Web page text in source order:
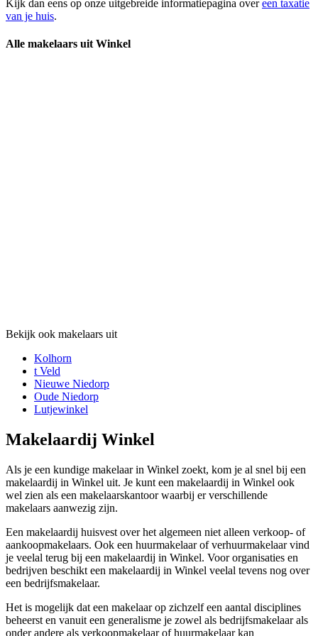
Kijk dan eens op onze uitgebreide informatiepagina overeen taxatie
van je huis.
Alle makelaars uit Winkel
Bekijk ook makelaars uit
Kolhorn
t Veld
Nieuwe Niedorp
Oude Niedorp
Lutjewinkel
Makelaardij Winkel
Als je een kundige makelaar in Winkel zoekt, kom je al snel bij een
makelaardij in Winkel uit. Je kunt een makelaardij in Winkel ook
wel zien als een makelaarskantoor waarbij er verschillende
makelaars aanwezig zijn.
Een makelaardij huisvest over het algemeen niet alleen verkoop- of
aankoopmakelaars. Ook een huurmakelaar of verhuurmakelaar vind
je veelal terug bij een makelaardij in Winkel. Voor organisaties en
bedrijven beschikt een makelaardij in Winkel veelal tevens nog over
een bedrijfsmakelaar.
Het is mogelijk dat een makelaar op zichzelf een aantal disciplines
beheerst en vanuit een generalisme je zowel als bedrijfsmakelaar als
onder andere als verkoopmakelaar of huurmakelaar kan